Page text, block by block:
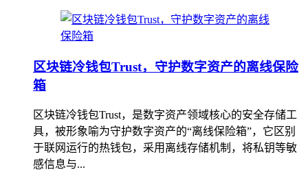
区块链冷钱包Trust，守护数字资产的离线保险
箱
区块链冷钱包Trust，是数字资产领域核心的安全存储工
具，被形象喻为守护数字资产的“离线保险箱”，它区别
于联网运行的热钱包，采用离线存储机制，将私钥等敏
感信息与...